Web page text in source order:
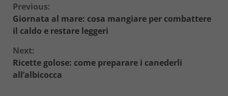
Continue
Reading
Previous:
Giornata al mare: cosa mangiare per combattere
il caldo e restare leggeri
Next:
Ricette golose: come preparare i canederli
all’albicocca